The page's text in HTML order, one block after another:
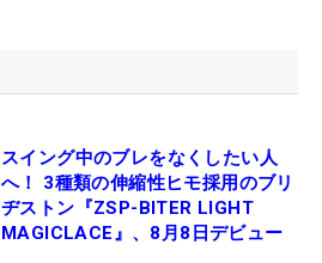
スイング中のブレをなくしたい人
へ！ 3種類の伸縮性ヒモ採用のブリ
ヂストン『ZSP-BITER LIGHT
MAGICLACE』、8月8日デビュー